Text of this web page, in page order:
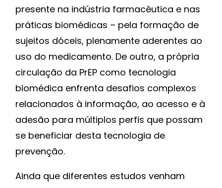
presente na indústria farmacêutica e nas
práticas biomédicas – pela formação de
sujeitos dóceis, plenamente aderentes ao
uso do medicamento. De outro, a própria
circulação da PrEP como tecnologia
biomédica enfrenta desafios complexos
relacionados à informação, ao acesso e à
adesão para múltiplos perfis que possam
se beneficiar desta tecnologia de
prevenção.
Ainda que diferentes estudos venham